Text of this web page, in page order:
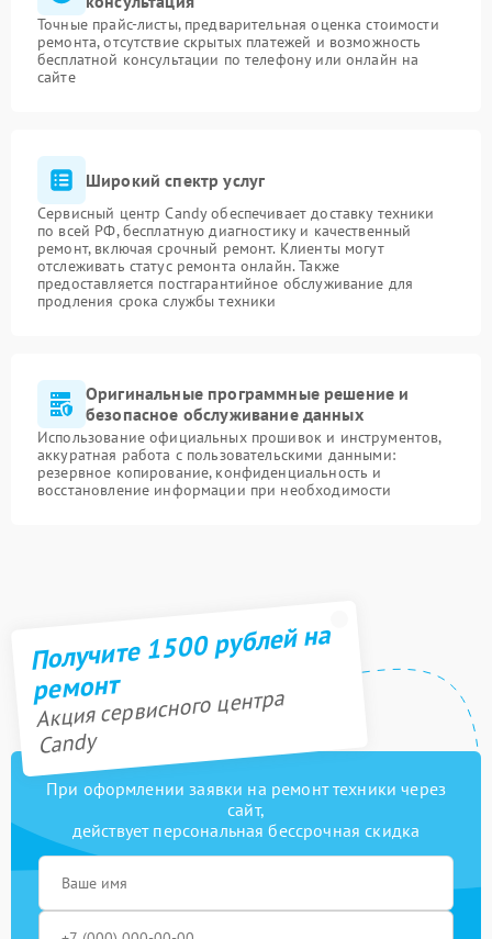
Точные прайс-листы, предварительная оценка стоимости
ремонта, отсутствие скрытых платежей и возможность
бесплатной консультации по телефону или онлайн на
сайте
Широкий спектр услуг
Сервисный центр Candy обеспечивает доставку техники
по всей РФ, бесплатную диагностику и качественный
ремонт, включая срочный ремонт. Клиенты могут
отслеживать статус ремонта онлайн. Также
предоставляется постгарантийное обслуживание для
продления срока службы техники
Оригинальные программные решение и
безопасное обслуживание данных
Использование официальных прошивок и инструментов,
аккуратная работа с пользовательскими данными:
резервное копирование, конфиденциальность и
восстановление информации при необходимости
Получите 1500 рублей на
ремонт
Акция сервисного центра
Candy
При оформлении заявки на ремонт техники через
сайт,
действует персональная бессрочная скидка